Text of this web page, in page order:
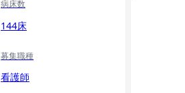
病床数
144床
募集職種
看護師